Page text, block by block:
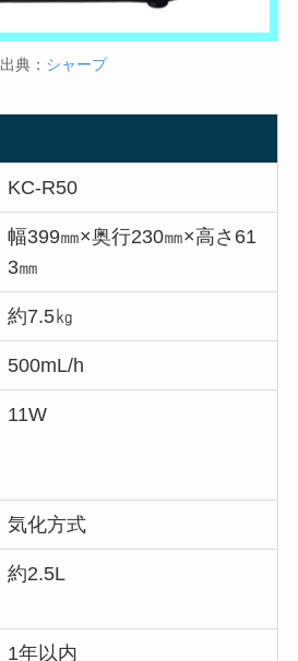
出典： シャープ
KC-R50
幅399㎜×奥行230㎜×高さ61
3㎜
約7.5㎏
500mL/h
11W
気化方式
約2.5L
1年以内